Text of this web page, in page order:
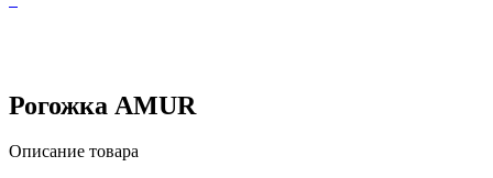
Рогожка AMUR
Описание товара